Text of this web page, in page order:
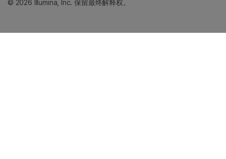
© 2026 Illumina, Inc. 保留最终解释权。